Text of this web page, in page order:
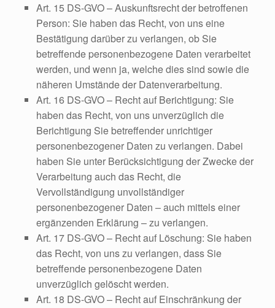
Art. 15 DS-GVO – Auskunftsrecht der betroffenen
Person: Sie haben das Recht, von uns eine
Bestätigung darüber zu verlangen, ob Sie
betreffende personenbezogene Daten verarbeitet
werden, und wenn ja, welche dies sind sowie die
näheren Umstände der Datenverarbeitung.
Art. 16 DS-GVO – Recht auf Berichtigung: Sie
haben das Recht, von uns unverzüglich die
Berichtigung Sie betreffender unrichtiger
personenbezogener Daten zu verlangen. Dabei
haben Sie unter Berücksichtigung der Zwecke der
Verarbeitung auch das Recht, die
Vervollständigung unvollständiger
personenbezogener Daten – auch mittels einer
ergänzenden Erklärung – zu verlangen.
Art. 17 DS-GVO – Recht auf Löschung: Sie haben
das Recht, von uns zu verlangen, dass Sie
betreffende personenbezogene Daten
unverzüglich gelöscht werden.
Art. 18 DS-GVO – Recht auf Einschränkung der